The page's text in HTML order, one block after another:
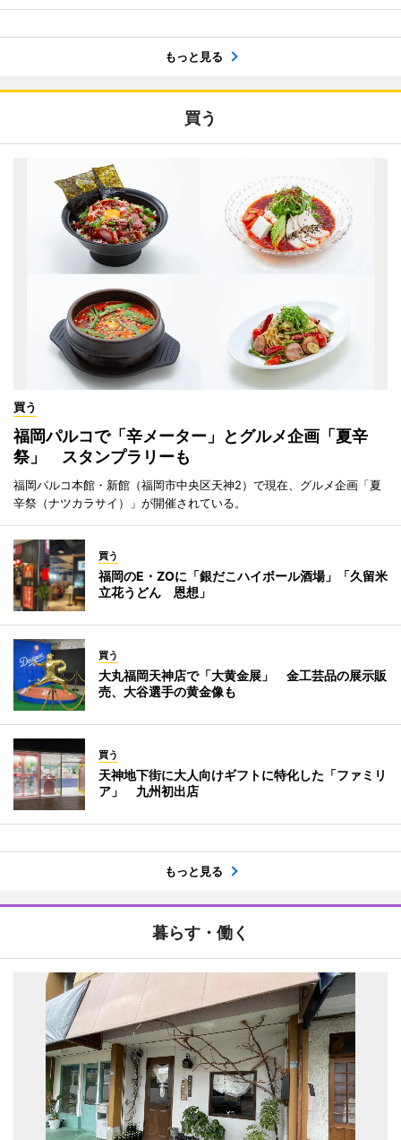
もっと見る
買う
買う
福岡パルコで「辛メーター」とグルメ企画「夏辛
祭」 スタンプラリーも
福岡パルコ本館・新館（福岡市中央区天神2）で現在、グルメ企画「夏
辛祭（ナツカラサイ）」が開催されている。
買う
福岡のE・ZOに「銀だこハイボール酒場」「久留米
立花うどん 恩想」
買う
大丸福岡天神店で「大黄金展」 金工芸品の展示販
売、大谷選手の黄金像も
買う
天神地下街に大人向けギフトに特化した「ファミリ
ア」 九州初出店
もっと見る
暮らす・働く